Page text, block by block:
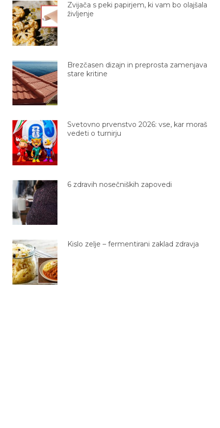
Zvijača s peki papirjem, ki vam bo olajšala
življenje
Brezčasen dizajn in preprosta zamenjava
stare kritine
Svetovno prvenstvo 2026: vse, kar moraš
vedeti o turnirju
6 zdravih nosečniških zapovedi
Kislo zelje – fermentirani zaklad zdravja